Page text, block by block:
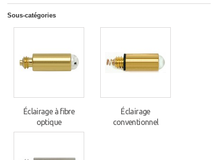
Sous-catégories
Éclairage à fibre
optique
Éclairage
conventionnel